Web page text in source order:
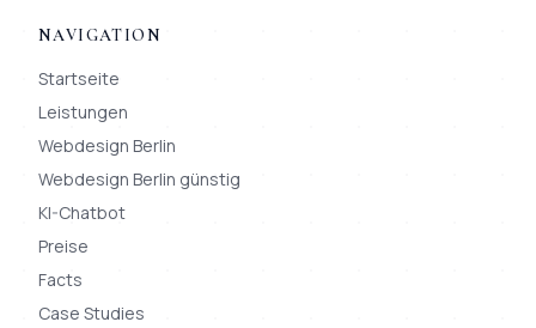
NAVIGATION
Startseite
Leistungen
Webdesign Berlin
Webdesign Berlin günstig
KI-Chatbot
Preise
Facts
Case Studies